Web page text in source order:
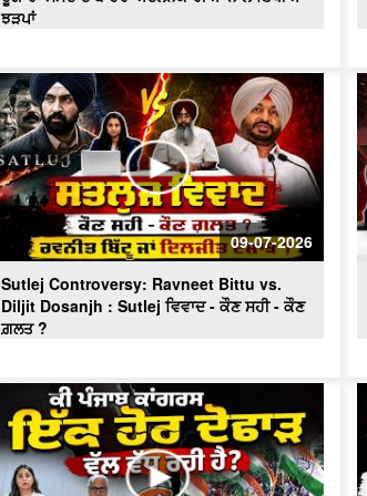
ਝੜਪਾਂ
09-07-2026
Sutlej Controversy: Ravneet Bittu vs.
Diljit Dosanjh : Sutlej ਵਿਵਾਦ - ਕੌਣ ਸਹੀ - ਕੌਣ
ਗ਼ਲਤ ?